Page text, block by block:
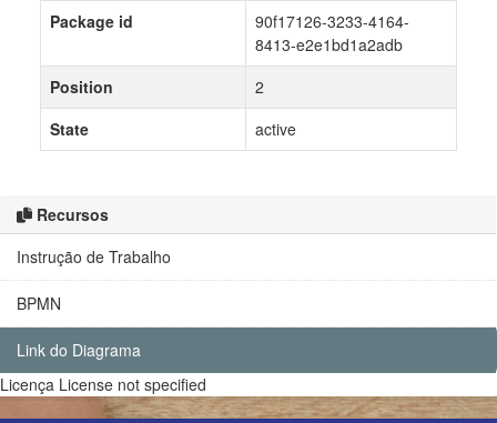
Recursos
Instrução de Trabalho
BPMN
Link do Diagrama
Licença License not specified
Package id
90f17126-3233-4164-
8413-e2e1bd1a2adb
Position
2
State
active